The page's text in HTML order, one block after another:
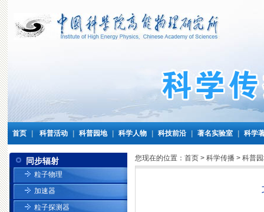
首页 科普活动 科普园地 科学人物 科技前沿 著名实验室 科学
同步辐射
粒子物理
加速器
粒子探测器
您现在的位置： 首页> 科学传播> 科普